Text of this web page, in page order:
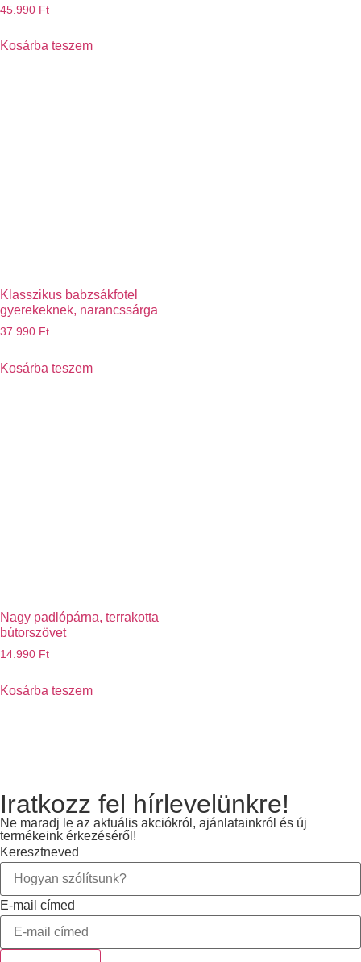
45.990 Ft
Kosárba teszem
Klasszikus babzsákfotel
gyerekeknek, narancssárga
37.990 Ft
Kosárba teszem
Nagy padlópárna, terrakotta
bútorszövet
14.990 Ft
Kosárba teszem
Iratkozz fel hírlevelünkre!
Ne maradj le az aktuális akciókról, ajánlatainkról és új
termékeink érkezéséről!
Keresztneved
E-mail címed